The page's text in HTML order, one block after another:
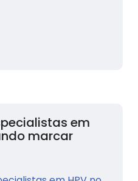
em
marcar